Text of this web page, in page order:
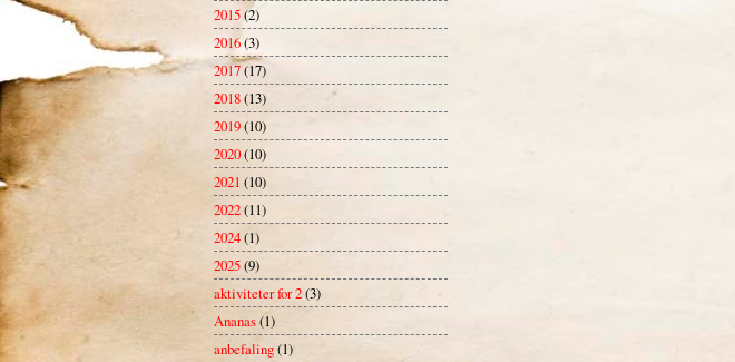
2015(2)
2016(3)
2017(17)
2018(13)
2019(10)
2020(10)
2021 (10)
2022(11)
2024(1)
2025(9)
aktiviteter for 2(3)
Ananas(1)
anbefaling(1)